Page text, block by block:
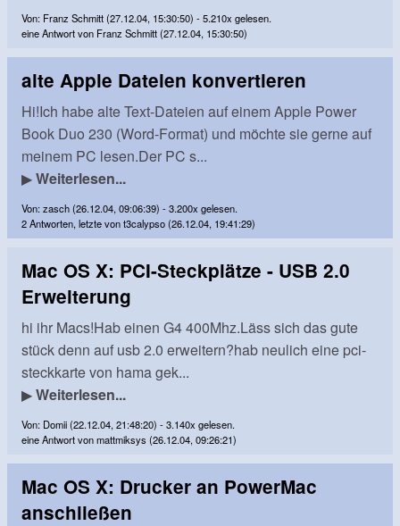
Von: Franz Schmitt (27.12.04, 15:30:50) - 5.210x gelesen.
eine Antwort von Franz Schmitt (27.12.04, 15:30:50)
alte Apple Dateien konvertieren
Hi!Ich habe alte Text-Dateien auf einem Apple Power
Book Duo 230 (Word-Format) und möchte sie gerne auf
meinem PC lesen.Der PC s...
▶Weiterlesen...
Von: zasch (26.12.04, 09:06:39) - 3.200x gelesen.
2 Antworten, letzte von t3calypso (26.12.04, 19:41:29)
Mac OS X: PCI-Steckplätze - USB 2.0
Erweiterung
hi ihr Macs!Hab einen G4 400Mhz.Läss sich das gute
stück denn auf usb 2.0 erweitern?hab neulich eine pci-
steckkarte von hama gek...
▶Weiterlesen...
Von: Domii (22.12.04, 21:48:20) - 3.140x gelesen.
eine Antwort von mattmiksys (26.12.04, 09:26:21)
Mac OS X: Drucker an PowerMac
anschließen